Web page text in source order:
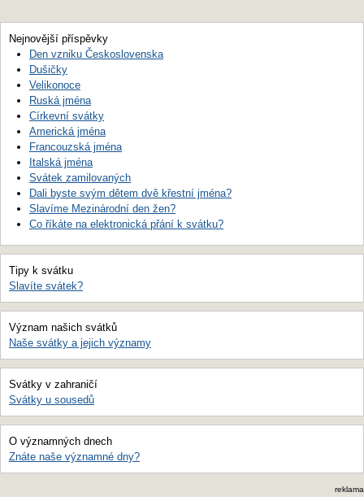
Nejnovější příspěvky
Den vzniku Československa
Dušičky
Velikonoce
Ruská jména
Církevní svátky
Americká jména
Francouzská jména
Italská jména
Svátek zamilovaných
Dali byste svým dětem dvě křestní jména?
Slavíme Mezinárodní den žen?
Co říkáte na elektronická přání k svátku?
Tipy k svátku
Slavíte svátek?
Význam našich svátků
Naše svátky a jejich významy
Svátky v zahraničí
Svátky u sousedů
O významných dnech
Znáte naše významné dny?
reklama